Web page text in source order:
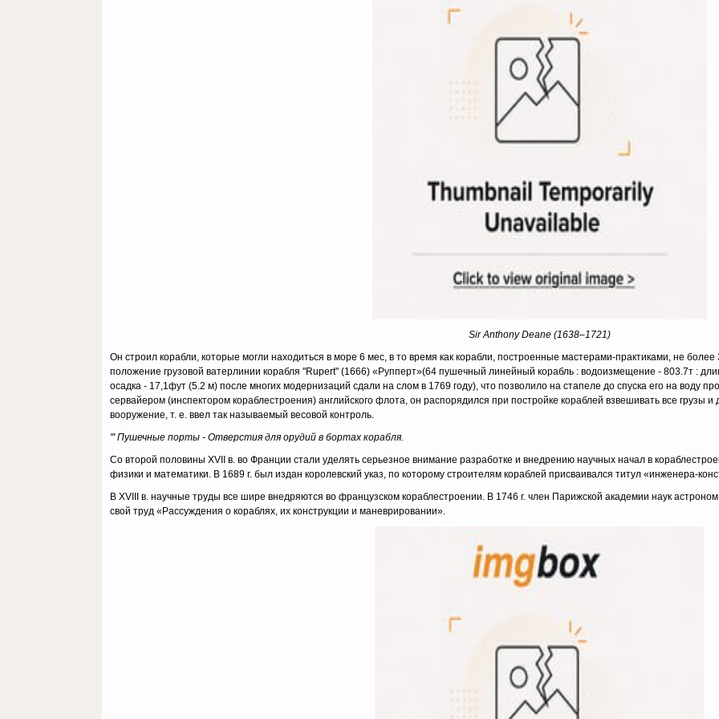
Sir Anthony Deane (1638–1721)
Он строил корабли, которые могли находиться в море 6 мес, в то время как корабли, построенные мастерами-практиками, не
положение грузовой ватерлинии корабля "Rupert" (1666) «Рупперт»(64 пушечный линейный корабль : водоизмещение - 803.7т :
осадка - 17,1фут (5.2 м) после многих модернизаций сдали на слом в 1769 году), что позволило на стапеле до спуска его на воду
сервайером (инспектором кораблестроения) английского флота, он распорядился при постройке кораблей взвешивать все грузы
вооружение, т. е. ввел так называемый весовой контроль.
''' Пушечные порты - Отверстия для орудий в бортах корабля.
Со второй половины XVII в. во Франции стали уделять серьезное внимание разработке и внедрению научных начал в
физики и математики. В 1689 г. был издан королевский указ, по которому строителям кораблей присваивался титул «инженера-
В XVIII в. научные труды все шире внедряются во французском кораблестроении. В 1746 г. член Парижской академии наук
свой труд «Рассуждения о кораблях, их конструкции и маневрировании».